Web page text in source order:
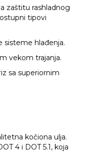
zaštitu rashladnog
tipovi
sisteme hlađenja.
vekom trajanja.
sa superiornim
kočiona ulja.
4 i DOT 5.1, koja